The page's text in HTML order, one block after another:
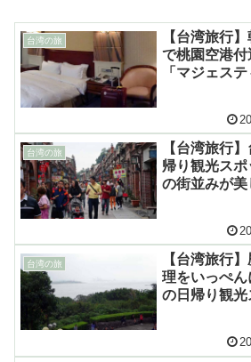
台湾の旅
【台湾旅行
で桃園空港
「マジェス
台湾の旅
【台湾旅行
帰り観光ス
の街並みが美
台湾の旅
【台湾旅行
理をいっぺ
の日帰り観光